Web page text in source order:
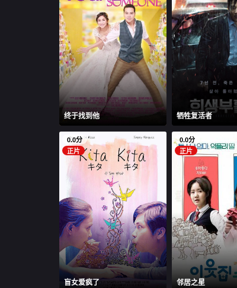
终于找到他 牺牲复活者
0.0分
正片
盲女爱疯了
0.0分
正片
邻居之星